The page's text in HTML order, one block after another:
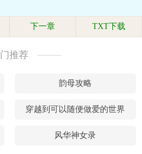
下一章 TXT下载
推荐
韵母攻略
穿越到可以随便做爱的世界
风华神女录